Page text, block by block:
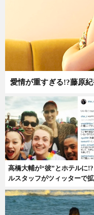
愛情が重すぎる!?藤原
高橋大輔が“彼”とホテルに
ルスタッフがツィッターで